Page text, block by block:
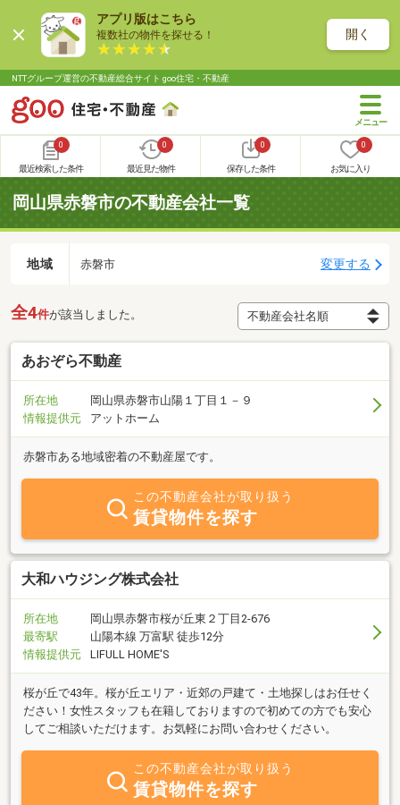
アプリ版はこちら
複数社の物件を探せる！ 開く
NTTグループ運営の不動産総合サイト goo住宅・不動産
0
最近検索した条件
0
最近見た物件
0
保存した条件
0
お気に入り
岡山県赤磐市の不動産会社一覧
地域 赤磐市 変更する
全4件が該当しました。
あおぞら不動産
所在地
岡山県赤磐市山陽１丁目１－９
情報提供元
アットホーム
赤磐市ある地域密着の不動産屋です。
この不動産会社が取り扱う
賃貸物件を探す
大和ハウジング株式会社
所在地
岡山県赤磐市桜が丘東２丁目2-676
最寄駅
山陽本線 万富駅 徒歩12分
情報提供元
LIFULL HOME'S
桜が丘で43年。桜が丘エリア・近郊の戸建て・土地探しはお任せく
ださい！女性スタッフも在籍しておりますので初めての方でも安心
してご相談いただけます。お気軽にお問い合わせください。
この不動産会社が取り扱う
賃貸物件を探す